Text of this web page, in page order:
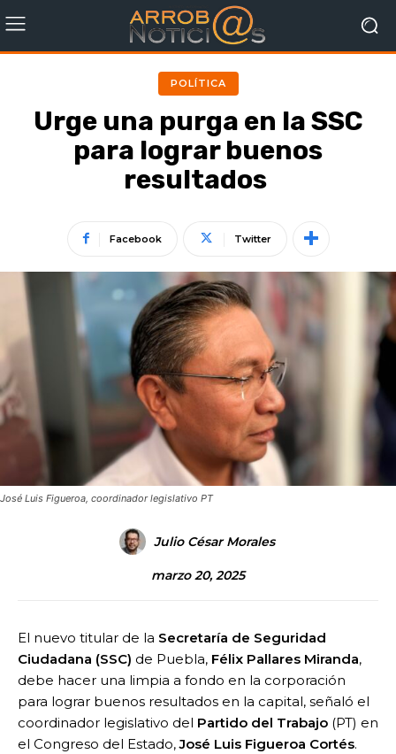
POLÍTICA
Urge una purga en la SSC
para lograr buenos
resultados
Facebook Twitter
José Luis Figueroa, coordinador legislativo PT
Julio César Morales
marzo 20, 2025
El nuevo titular de la Secretaría de Seguridad
Ciudadana (SSC) de Puebla, Félix Pallares Miranda,
debe hacer una limpia a fondo en la corporación
para lograr buenos resultados en la capital, señaló el
coordinador legislativo del Partido del Trabajo (PT) en
el Congreso del Estado,José Luis Figueroa Cortés.